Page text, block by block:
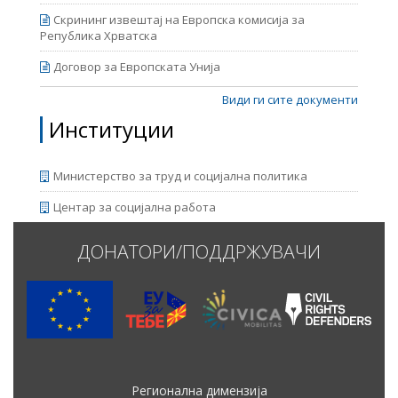
Скрининг извештај на Европска комисија за
Република Хрватска
Договор за Европската Унија
Види ги сите документи
Институции
Министерство за труд и социјална политика
Центар за социјална работа
ДОНАТОРИ/ПОДДРЖУВАЧИ
Регионална димензија